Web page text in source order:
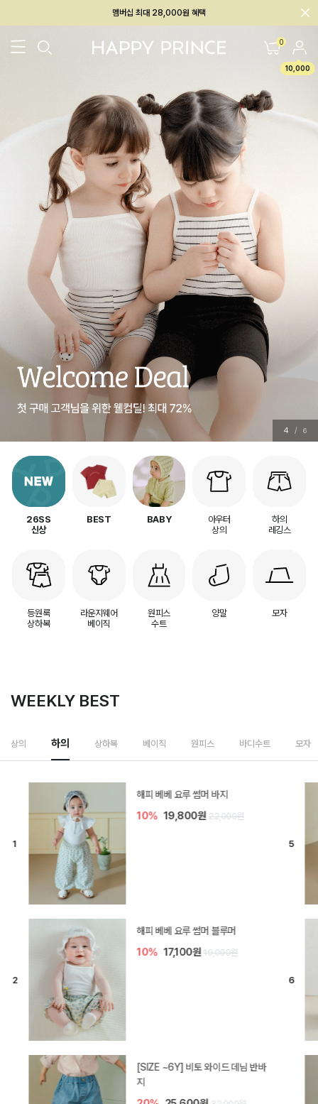
회원전용 아울렛, 가입하면 ~60% 할인!
0
10,000
4 / 6
26SS
신상
BEST BABY
아우터
상의
하의
레깅스
등원룩
상하복
라운지웨어
베이직
원피스
수트
양말 모자
WEEKLY BEST
상의 하의 상하복 베이직 원피스 바디수트 모자
[SIZE ~6Y] 델린 린넨 바지
10% 21,600원 24,000원
듀이 아기 바지
10% 17,100원 19,000원
[SIZE ~6Y] 라핀 카프리 팬츠
30%